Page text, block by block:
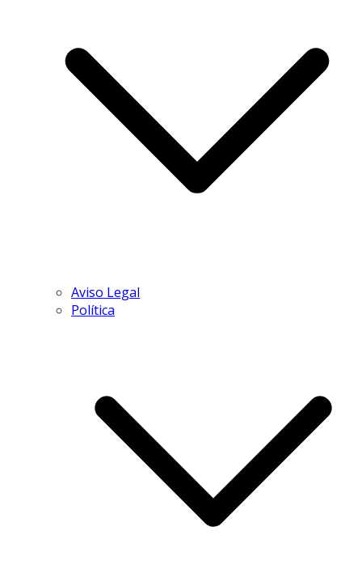
Aviso Legal
Política